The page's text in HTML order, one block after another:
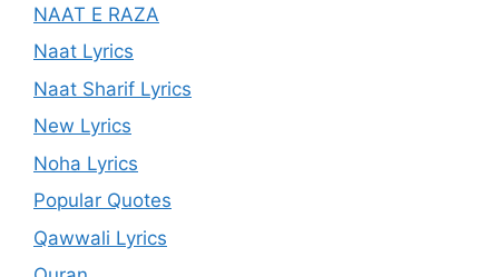
NAAT E RAZA
Naat Lyrics
Naat Sharif Lyrics
New Lyrics
Noha Lyrics
Popular Quotes
Qawwali Lyrics